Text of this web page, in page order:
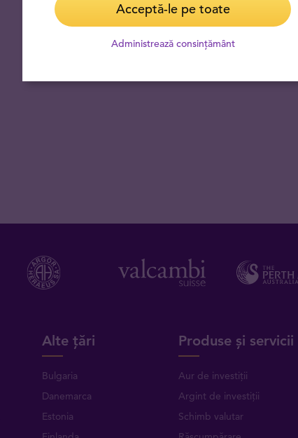
Alte țări
Bulgaria
Danemarca
Estonia
Produse și servicii
Aur de investiții
Argint de investiții
Schimb valutar
Acceptă-le pe toate
Administrează consințământ